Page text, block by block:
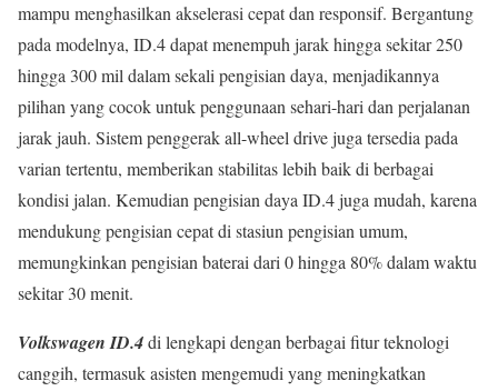
mampu menghasilkan akselerasi cepat dan responsif. Bergantung
pada modelnya, ID.4 dapat menempuh jarak hingga sekitar 250
hingga 300 mil dalam sekali pengisian daya, menjadikannya
pilihan yang cocok untuk penggunaan sehari-hari dan perjalanan
jarak jauh. Sistem penggerak all-wheel drive juga tersedia pada
varian tertentu, memberikan stabilitas lebih baik di berbagai
kondisi jalan. Kemudian pengisian daya ID.4 juga mudah, karena
mendukung pengisian cepat di stasiun pengisian umum,
memungkinkan pengisian baterai dari 0 hingga 80% dalam waktu
sekitar 30 menit.
Volkswagen ID.4di lengkapi dengan berbagai fitur teknologi
canggih, termasuk asisten mengemudi yang meningkatkan